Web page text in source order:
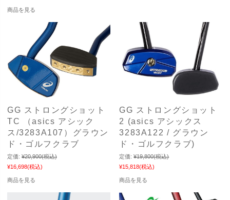
商品を見る
GG ストロングショット
TC （asics アシック
ス/3283A107）グラウン
ド・ゴルフクラブ
定価: ¥20,900(税込)
¥16,698(税込)
商品を見る
GG ストロングショット
2 (asics アシックス
3283A122 / グラウン
ド・ゴルフクラブ)
定価: ¥19,800(税込)
¥15,818(税込)
商品を見る